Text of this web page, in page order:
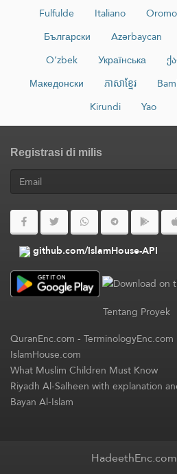
Fulfulde
Italiano
Български
Azərbaycan
O‘zbek
Українська
Македонски
ភាសាខ្មែរ
Kirundi
Yao
Registrasi di milis
github.com/IslamHouse-API
Tentang Proyek
QuranEnc.com-TerminologyEnc.com
IslamHouse.com
What Muslim Children Must Know
Riyadh Al-Salheen with explanation
Bayan Al-Islam